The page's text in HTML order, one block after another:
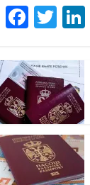
F
e
b
o
o
k
T
itt
er